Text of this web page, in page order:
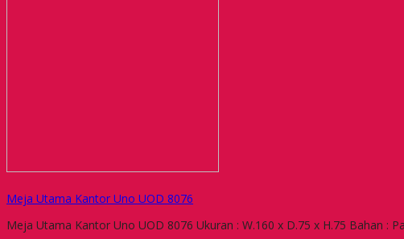
Meja Utama Kantor Uno UOD 8076
Meja Utama Kantor Uno UOD 8076 Ukuran : W.160 x D.75 x H.75 Bahan :